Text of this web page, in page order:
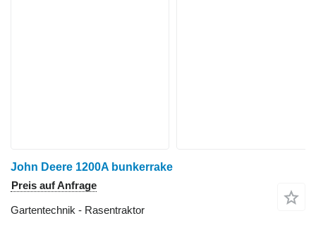
John Deere 1200A bunkerrake
Preis auf Anfrage
Gartentechnik - Rasentraktor